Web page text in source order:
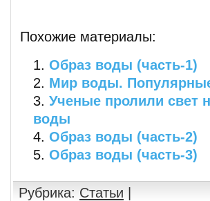
Похожие материалы:
Образ воды (часть-1)
Мир воды.
Ученые пролили свет
воды
Образ воды (часть-2)
Образ воды (часть-3)
Рубрика: Статьи